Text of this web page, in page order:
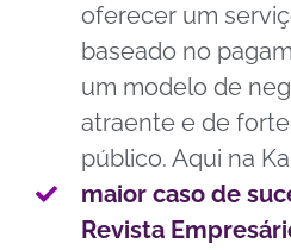
oferecer um
baseado no
um modelo de
atraente e de
público. Aqui na
maior caso de
Revista